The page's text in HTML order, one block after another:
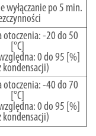
wyłączanie po 5 min.
otoczenia: -20 do 50
[°C]
0 do 95 [%]
kondensacji)
otoczenia: -40 do 70
[°C]
0 do 95 [%]
kondensacji)